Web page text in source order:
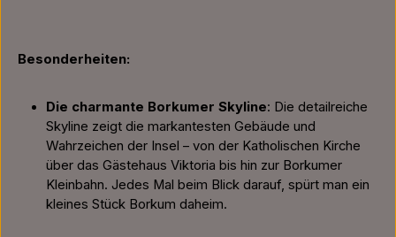
Besonderheiten:
Die charmante Borkumer Skyline: Die detailreiche
Skyline zeigt die markantesten Gebäude und
Wahrzeichen der Insel – von der Katholischen Kirche
über das Gästehaus Viktoria bis hin zur Borkumer
Kleinbahn. Jedes Mal beim Blick darauf, spürt man ein
kleines Stück Borkum daheim.